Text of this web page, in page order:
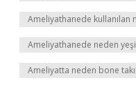
Ameliyathanede
Ameliyathanede neden
Ameliyatta neden bone